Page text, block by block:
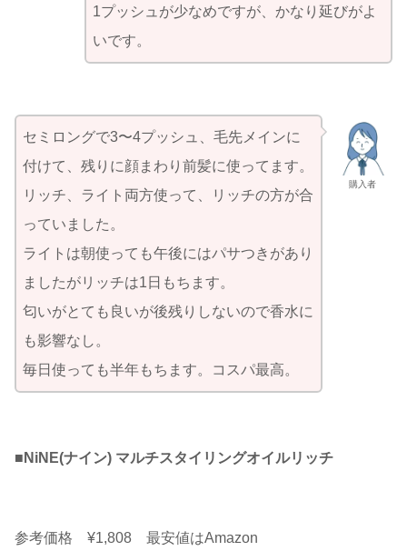
1プッシュが少なめですが、かなり延びがよ
いです。
購入者
セミロングで3〜4プッシュ、毛先メインに
付けて、残りに顔まわり前髪に使ってます。
リッチ、ライト両方使って、リッチの方が合
っていました。
ライトは朝使っても午後にはパサつきがあり
ましたがリッチは1日もちます。
匂いがとても良いが後残りしないので香水に
も影響なし。
毎日使っても半年もちます。コスパ最高。
■ NiNE(ナイン) マルチスタイリングオイルリッチ
参考価格 ¥1,808 最安値はAmazon